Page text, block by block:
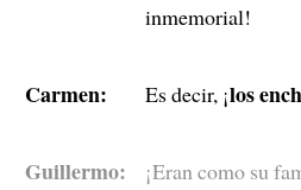
inmemorial!
Carmen: Es decir, ¡los
Guillermo:
¡Eran como su